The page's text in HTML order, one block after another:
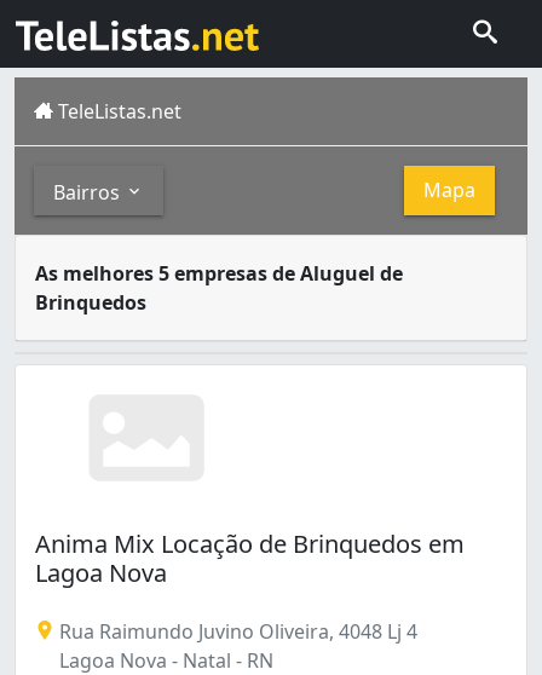
TeleListas.net
Bairros Mapa
Alecrim (1)
As melhores 5 empresas de Aluguel de
Brinquedos
Natal é a capital do Rio Grande do Norte. Nasceu às
Anima Mix Locação de Brinquedos em
Lagoa Nova
Rua Raimundo Juvino Oliveira, 4048 Lj 4
Lagoa Nova - Natal - RN